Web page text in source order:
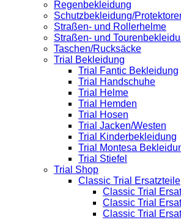
Regenbekleidung
Schutzbekleidung/
Straßen- und Rollerhelme
Straßen- und
Taschen/Rucksäcke
Trial Bekleidung
Trial Fantic Bekleidung
Trial Handschuhe
Trial Helme
Trial Hemden
Trial Hosen
Trial Jacken/Westen
Trial Kinderbekleidung
Trial Montesa
Trial Stiefel
Trial Shop
Classic Trial Ersatzteile
Classic Trial
Classic Trial
Classic Trial